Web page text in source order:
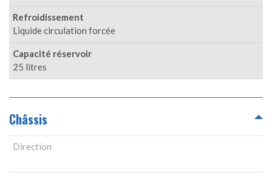
Refroidissement
Liquide circulation forcée
Capacité réservoir
25 litres
Châssis
Direction